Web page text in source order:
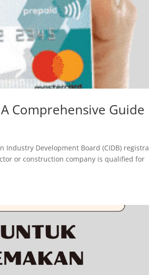
Comprehensive Guide
Development Board (CIDB)
or construction company is qualified for